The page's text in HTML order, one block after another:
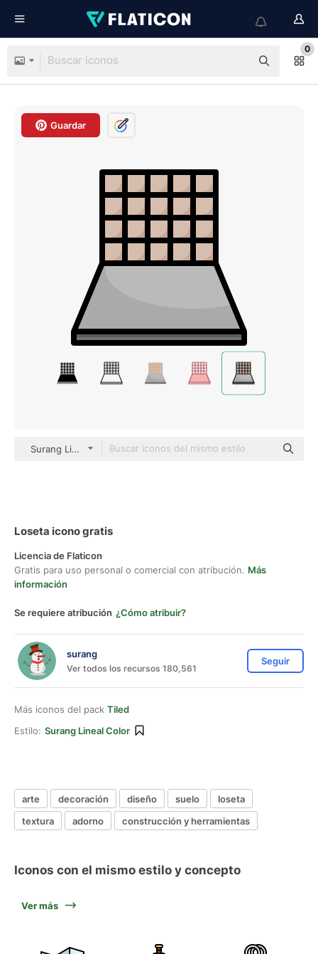
0
Guardar
Surang Lineal Color
Loseta icono gratis
Licencia de Flaticon
Gratis para uso personal o comercial con atribución. Más
información
Se requiere atribución ¿Cómo atribuir?
surang
Ver todos los recursos 180,561
Seguir
Más iconos del pack Tiled
Estilo: Surang Lineal Color
arte decoración diseño suelo
loseta
textura
adorno construcción y herramientas
Iconos con el mismo estilo y concepto
Ver más